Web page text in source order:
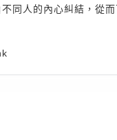
同人的內心糾結，從